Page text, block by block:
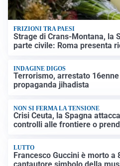
FRIZIONI TRA PAESI
Strage di Crans-Montana, la
parte civile: Roma presenta
INDAGINE DIGOS
Terrorismo, arrestato
propaganda jihadista
NON SI FERMA LA TENSIONE
Crisi Ceuta, la Spagna
controlli alle frontiere o
LUTTO
Francesco Guccini è morto a